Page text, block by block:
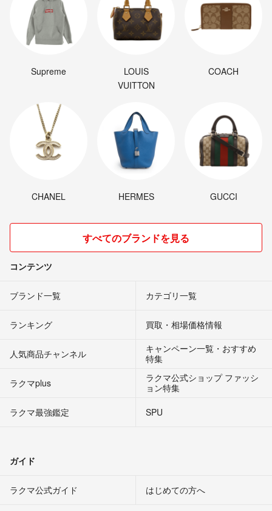
Supreme
LOUIS
VUITTON
COACH
CHANEL HERMES GUCCI
すべてのブランドを見る
コンテンツ
ブランド一覧 カテゴリ一覧
ランキング 買取・相場価格情報
人気商品チャンネル
キャンペーン一覧・おすすめ
特集
ラクマplus
ラクマ公式ショップ ファッシ
ョン特集
ラクマ最強鑑定
SPU
ガイド
ラクマ公式ガイド はじめての方へ